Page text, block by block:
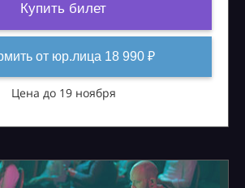
Купить билет
от юр.лица 18 990 ₽
Цена до 19 ноября